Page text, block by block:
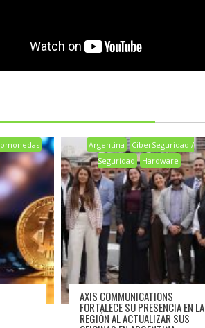
Argentina
CiberSeguridad /
Seguridad
Hardware
AXIS COMMUNICATIONS
FORTALECE SU PRESENCIA EN LA
REGIÓN AL ACTUALIZAR SUS